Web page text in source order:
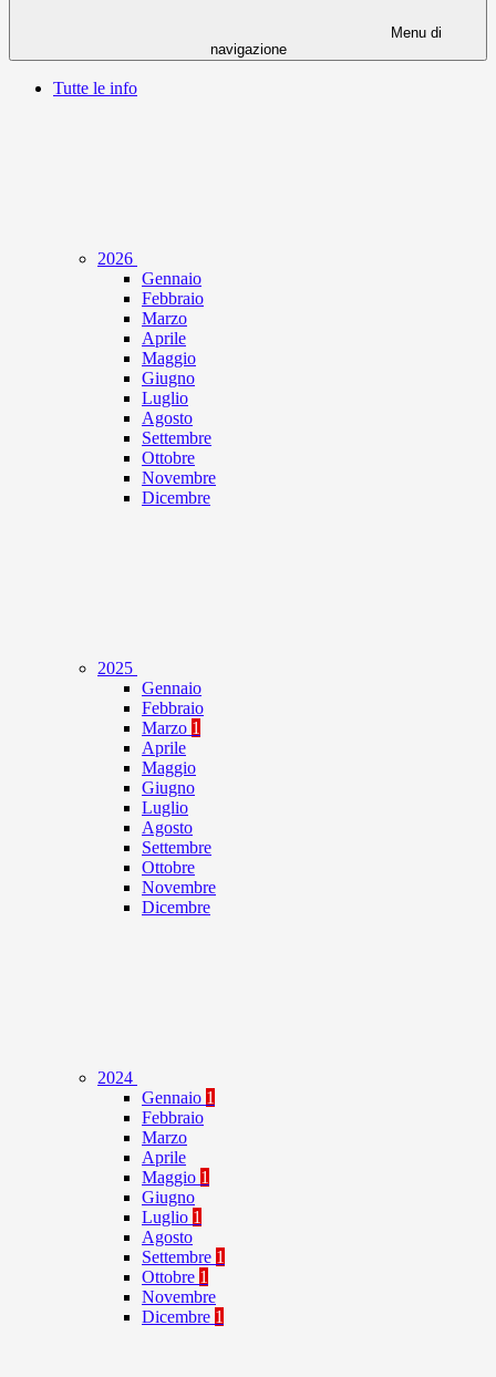
Menu di
navigazione
Tutte le info
2026
Gennaio
Febbraio
Marzo
Aprile
Maggio
Giugno
Luglio
Agosto
Settembre
Ottobre
Novembre
Dicembre
2025
Gennaio
Febbraio
Marzo 1
Aprile
Maggio
Giugno
Luglio
Agosto
Settembre
Ottobre
Novembre
Dicembre
2024
Gennaio 1
Febbraio
Marzo
Aprile
Maggio 1
Giugno
Luglio 1
Agosto
Settembre 1
Ottobre 1
Novembre
Dicembre 1